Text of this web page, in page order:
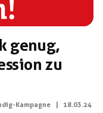
genug,
zu
Kampagne 18.03.24